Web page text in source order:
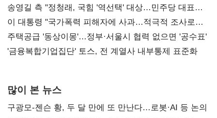
리모델링' 제안
송영길 측 "정청래, 국힘 '역선택' 대상…민주당 대표로
총선 지휘 못해"
이 대통령 "국가폭력 피해자에 사과…적극적 조사로
진실 밝혀야"
주택공급 '동상이몽'…정부·서울시 협력 없으면 '공수표'
'금융복합기업집단' 토스, 전 계열사 내부통제 표준화
많이 본 뉴스
구광모-젠슨 황, 두 달 만에 또 만난다…로봇·AI 등 논의